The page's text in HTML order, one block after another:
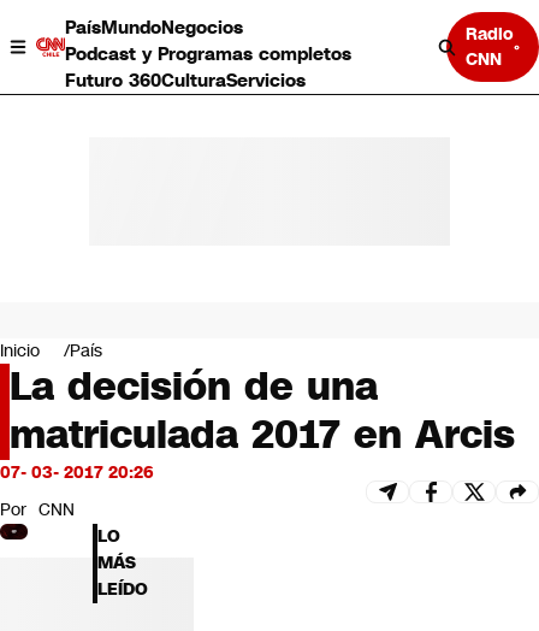
PaísMundoNegocios
Podcast y Programas completos
Futuro 360CulturaServicios
Radio
CNN
Negocios
Deportes
Programas completos
Cultura
Servicios
Bits
CNN Data
CNN tiempo
Futuro 360
Inicio País
La decisión de una
matriculada 2017 en Arcis
07- 03- 2017 20:26
Por CNN
LO
MÁS
LEÍDO